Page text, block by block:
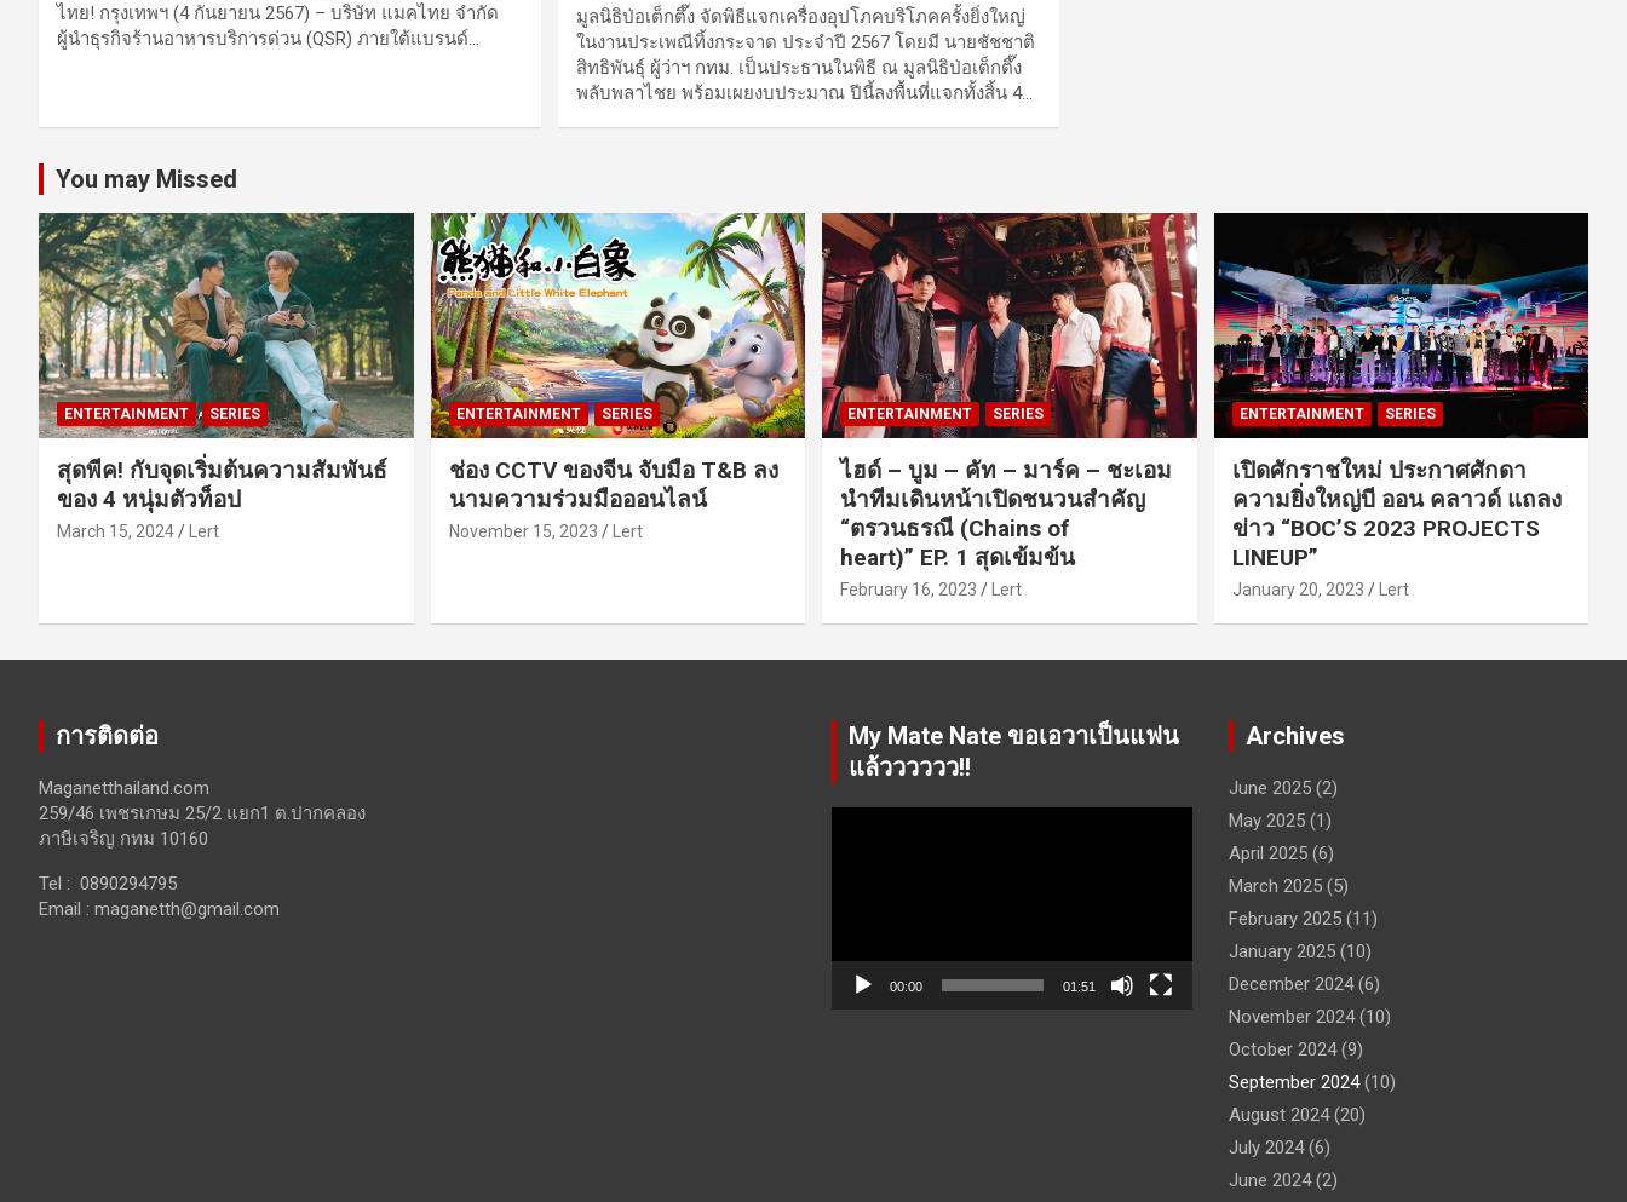
ไทย! กรุงเทพฯ (4 กันยายน 2567) – บริษัท แมคไทย จำกัด
ผู้นำธุรกิจร้านอาหารบริการด่วน (QSR) ภายใต้แบรนด์…
มูลนิธิป่อเต็กตึ๊ง จัดพิธีแจกเครื่องอุปโภคบริโภคครั้งยิ่งใหญ่
ในงานประเพณีทิ้งกระจาด ประจำปี 2567 โดยมี นายชัชชาติ
สิทธิพันธุ์ ผู้ว่าฯ กทม. เป็นประธานในพิธี ณ มูลนิธิป่อเต็กตึ๊ง
พลับพลาไชย พร้อมเผยงบประมาณ ปีนี้ลงพื้นที่แจกทั้งสิ้น 4…
You may Missed
ENTERTAINMENT SERIES
สุดพีค! กับจุดเริ่มต้นความสัมพันธ์
ของ 4 หนุ่มตัวท็อป
March 15, 2024 Lert
ENTERTAINMENT SERIES
ช่อง CCTV ของจีน จับมือ T&B ลง
นามความร่วมมือออนไลน์
November 15, 2023 Lert
ENTERTAINMENT SERIES
ไฮด์ – บูม – คัท – มาร์ค – ชะเอม
นำทีมเดินหน้าเปิดชนวนสำคัญ
“ตรวนธรณี (Chains of
heart)” EP. 1 สุดเข้มข้น
February 16, 2023 Lert
ENTERTAINMENT SERIES
เปิดศักราชใหม่ ประกาศศักดา
ความยิ่งใหญ่บี ออน คลาวด์ แถลง
ข่าว “BOC’S 2023 PROJECTS
LINEUP”
January 20, 2023 Lert
การติดต่อ
Maganetthailand.com
259/46 เพชรเกษม 25/2 แยก1 ต.ปากคลอง
ภาษีเจริญ กทม 10160
Tel : 0890294795
Email : maganetth@gmail.com
My Mate Nate ขอเอวาเป็นแฟน
แล้วววววว!!
00:00 01:51
Archives
June 2025(2)
May 2025(1)
April 2025(6)
March 2025(5)
February 2025(11)
January 2025(10)
December 2024(6)
November 2024(10)
October 2024(9)
September 2024(10)
August 2024(20)
July 2024(6)
June 2024(2)